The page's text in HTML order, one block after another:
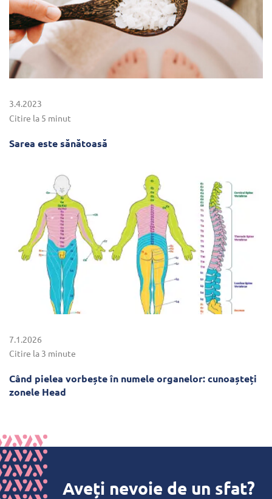
3.4.2023
Citire la 5 minut
Sarea este sănătoasă
7.1.2026
Citire la 3 minute
Când pielea vorbește în numele organelor: cunoașteți
zonele Head
Aveți nevoie de un sfat?